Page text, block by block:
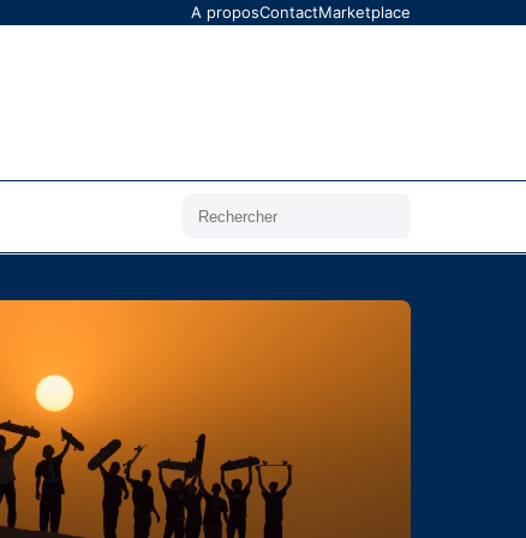
A proposContactMarketplace
Rechercher